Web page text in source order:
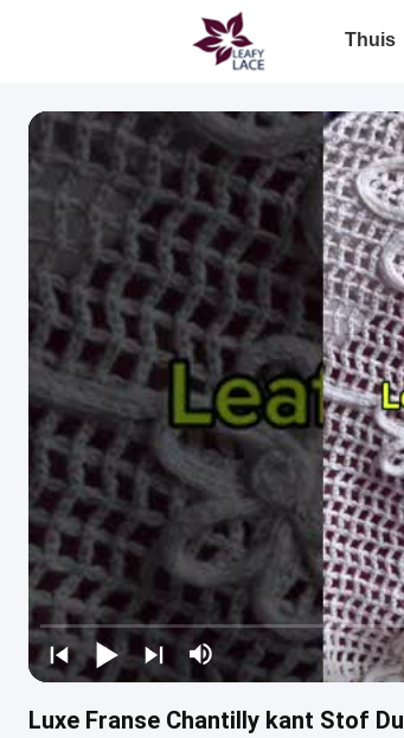
Thuis
Luxe Franse Chantilly kant Stof